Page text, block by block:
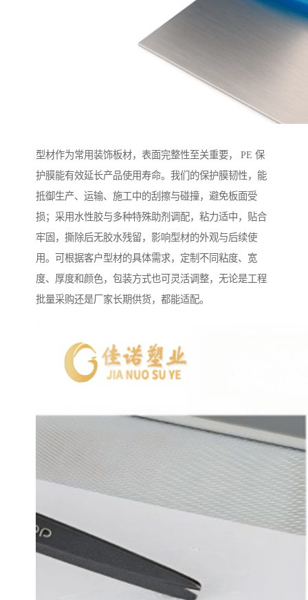
型材作为常用装饰板材，表面完整性至关重要， PE 保
护膜能有效延长产品使用寿命。我们的保护膜韧性，能
抵御生产、运输、施工中的刮擦与碰撞，避免板面受
损；采用水性胶与多种特殊助剂调配，粘力适中，贴合
牢固，撕除后无胶水残留，影响型材的外观与后续使
用。可根据客户型材的具体需求，定制不同粘度、宽
度、厚度和颜色，包装方式也可灵活调整，无论是工程
批量采购还是厂家长期供货，都能适配。